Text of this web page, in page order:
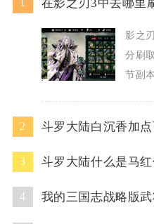
1 在影之刃3中去哪里
影之
分刷
节副
2 斗罗大陆白沉香加
3
4